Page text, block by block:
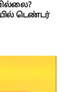
டெண்டர்